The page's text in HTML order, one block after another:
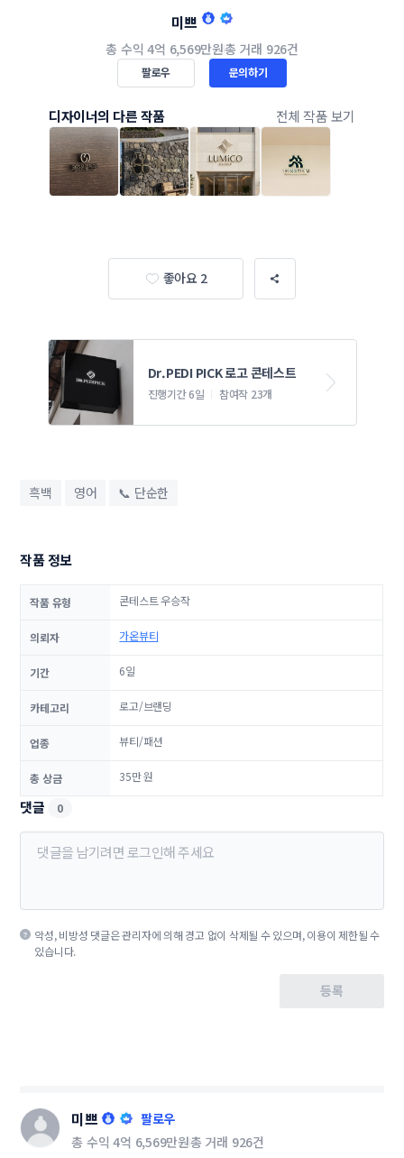
미쁘
총 수익 4억 6,569만원총 거래 926건
팔로우 문의하기
디자이너의 다른 작품 전체 작품 보기
좋아요 2
Dr.PEDI PICK 로고 콘테스트
진행기간 6일 참여작 23개
흑백 영어 📞 단순한
작품 정보
작품 유형 콘테스트 우승작
의뢰자 가온뷰티
기간 6일
카테고리 로고/브랜딩
업종 뷰티/패션
총 상금 35만 원
댓글 0
악성, 비방성 댓글은 관리자에 의해 경고 없이 삭제될 수 있으며, 이용이 제한될 수
있습니다.
등록
미쁘
팔로우
총 수익 4억 6,569만원총 거래 926건